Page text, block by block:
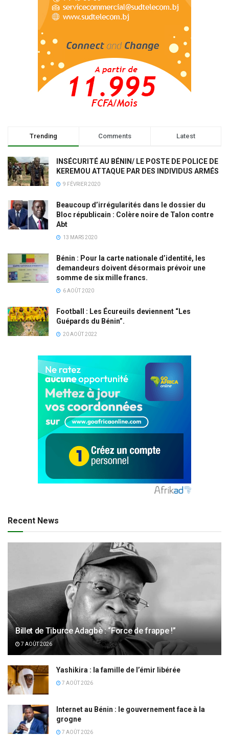
Trending Comments Latest
INSÉCURITÉ AU BÉNIN/ LE POSTE DE POLICE DE
KEREMOU ATTAQUE PAR DES INDIVIDUS ARMÉS
9 FÉVRIER 2020
Beaucoup d’irrégularités dans le dossier du
Bloc républicain : Colère noire de Talon contre
Abt
13 MARS 2020
Bénin : Pour la carte nationale d’identité, les
demandeurs doivent désormais prévoir une
somme de six mille francs.
6 AOÛT 2020
Football : Les Écureuils deviennent “Les
Guépards du Bénin”.
20 AOÛT 2022
Recent News
Billet de Tiburce Adagbè : “Force de frappe !”
7 AOÛT 2026
Yashikira : la famille de l’émir libérée
7 AOÛT 2026
Internet au Bénin : le gouvernement face à la
grogne
7 AOÛT 2026